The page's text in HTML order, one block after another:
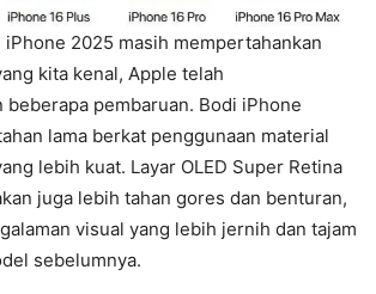
2025 masih mempertahankan
kita kenal, Apple telah
beberapa pembaruan. Bodi iPhone
lama berkat penggunaan material
lebih kuat. Layar OLED Super Retina
juga lebih tahan gores dan benturan,
visual yang lebih jernih dan tajam
sebelumnya.